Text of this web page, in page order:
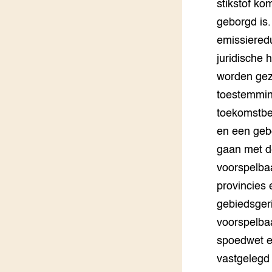
Groen,
CoE
stikstof
geborgd
juridische
worden
en een
gaan met
provincies
spoedwet